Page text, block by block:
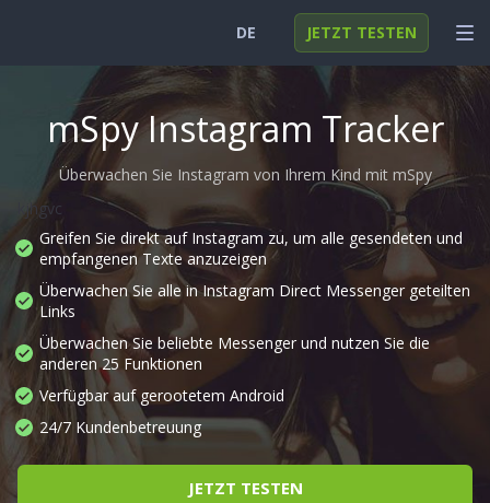
EINLOGGEN
FUNKTIONEN
LÖSUNGEN
FAQ
DE
English
Deutsch
Español
Türkçe
JETZT TESTEN
mSpy Instagram Tracker
Überwachen Sie Instagram von Ihrem Kind mit mSpy
kjhgvc
Greifen Sie direkt auf Instagram zu, um alle gesendeten und
empfangenen Texte anzuzeigen
Überwachen Sie alle in Instagram Direct Messenger geteilten
Links
Überwachen Sie beliebte Messenger und nutzen Sie die
anderen 25 Funktionen
Verfügbar auf gerootetem Android
24/7 Kundenbetreuung
JETZT TESTEN